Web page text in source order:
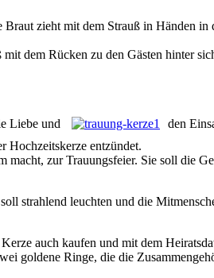
zieht mit dem Strauß in Händen
dem Rücken zu den Gästen hinter
Liebe und
den
Hochzeitskerze ent­zündet.
zur Trauungsfeier. Sie soll die
strahlend leuchten und die
auch kaufen und mit dem
goldene Ringe, die die